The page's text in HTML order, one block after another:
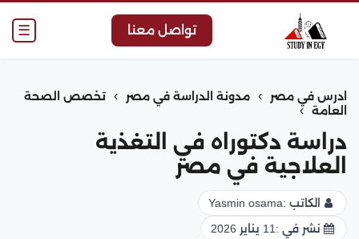
☰ تواصل معنا
ادرس في مصر › مدونة الدراسة في مصر ›
تخصص الصحة
العامة
›
دراسة دكتوراه في التغذية
العلاجية في مصر
الكاتب :Yasmin osama
نشر في : 11 يناير 2026